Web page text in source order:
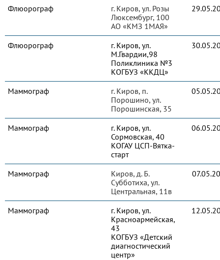
Флюорограф
г. Киров, ул. Розы
Люксембург, 100
АО «КМЗ 1МАЯ»
Флюорограф
г. Киров, ул.
М.Гвардии,98
Поликлиника №3
КОГБУЗ «ККДЦ»
Маммограф
г. Киров, п.
Порошино, ул.
Порошинская, 35
Маммограф
г. Киров, ул.
Сормовская, 40
КОГАУ ЦСП-Вятка-
старт
Маммограф
Киров, д. Б.
Субботиха, ул.
Центральная, 11в
Маммограф
г. Киров, ул.
Красноармейская,
43
КОГБУЗ «Детский
диагностический
центр»